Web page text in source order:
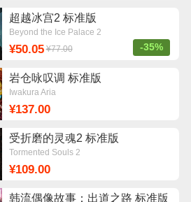
超越冰宫2 标准版
Beyond the Ice Palace 2
¥50.05 ¥77.00 -35%
岩仓咏叹调 标准版
Iwakura Aria
¥137.00
受折磨的灵魂2 标准版
Tormented Souls 2
¥109.00
韩流偶像故事：出道之路 标准版